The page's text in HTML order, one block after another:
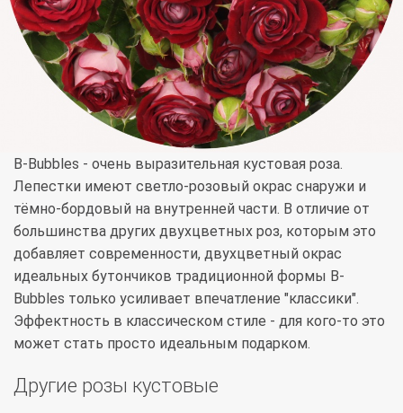
B-Bubbles - очень выразительная кустовая роза.
Лепестки имеют светло-розовый окрас снаружи и
тёмно-бордовый на внутренней части. В отличие от
большинства других двухцветных роз, которым это
добавляет современности, двухцветный окрас
идеальных бутончиков традиционной формы B-
Bubbles только усиливает впечатление "классики".
Эффектность в классическом стиле - для кого-то это
может стать просто идеальным подарком.
Другие розы кустовые